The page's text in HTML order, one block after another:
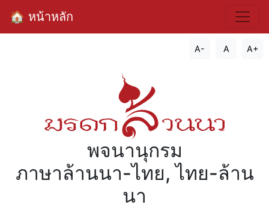
🏠 หน้าหลัก
A- A A+
พจนานุกรม
ภาษาล้านนา-ไทย, ไทย-ล้าน
นา